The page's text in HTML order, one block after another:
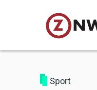
Sport